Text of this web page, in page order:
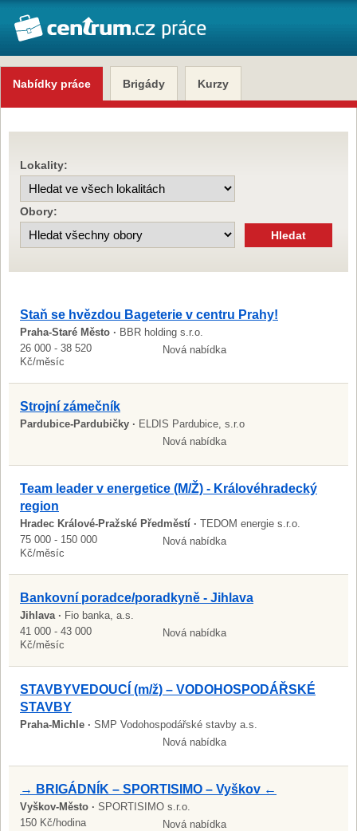
Nabídky práce Brigády Kurzy
Lokality:
Obory:
Staň se hvězdou Bageterie v centru Prahy!
Praha-Staré Město · BBR holding s.r.o.
26 000 - 38 520
Kč/měsíc
Nová nabídka
Strojní zámečník
Pardubice-Pardubičky · ELDIS Pardubice, s.r.o
Nová nabídka
Team leader v energetice (M/Ž) - Královéhradecký
region
Hradec Králové-Pražské Předměstí · TEDOM energie s.r.o.
75 000 - 150 000
Kč/měsíc
Nová nabídka
Bankovní poradce/poradkyně - Jihlava
Jihlava · Fio banka, a.s.
41 000 - 43 000
Kč/měsíc
Nová nabídka
STAVBYVEDOUCÍ (m/ž) – VODOHOSPODÁŘSKÉ
STAVBY
Praha-Michle · SMP Vodohospodářské stavby a.s.
Nová nabídka
→ BRIGÁDNÍK – SPORTISIMO – Vyškov ←
Vyškov-Město · SPORTISIMO s.r.o.
150 Kč/hodina
Nová nabídka